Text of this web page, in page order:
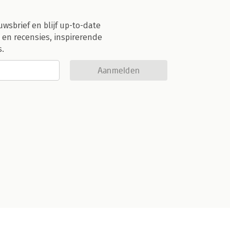
en blijf up-to-date
recensies, inspirerende
Aanmelden